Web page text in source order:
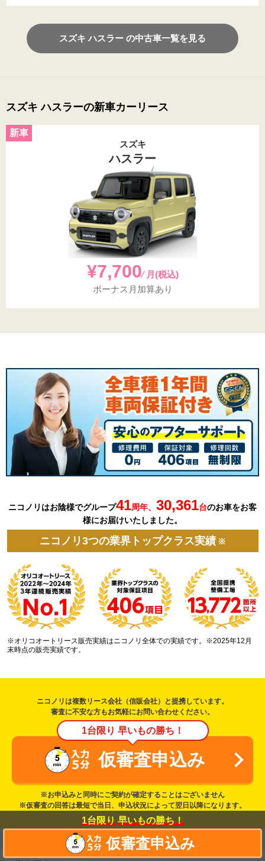
スズキ ハスラー の中古車一覧を見る
スズキ ハスラーの新車カーリース
スズキ
ハスラー
¥7,700⁄ 月(税込)
ボーナス月加算あり
ニコノリはお陰様でグループ41周年、 30,361台のお車をお客
様にお届けいたしました。
ニコノリ3つの業界トップクラス実績 ※
※オリコオートリース販売実績はニコノリ全体での実績です。※2025年12月
末時点の販売実績です。
ニコノリは複数リース会社（信販会社）と提携しています。
審査に不安な方もお気軽にお問い合わせください。
1台限り 早いもの勝ち！
仮審査申込み
※お申込みと同時にご契約が確定することはございません
※仮審査の回答は最短で当日、申込状況によって翌日以降になります。
1台限り 早いもの勝ち！
仮審査申込み
カーリースを探す